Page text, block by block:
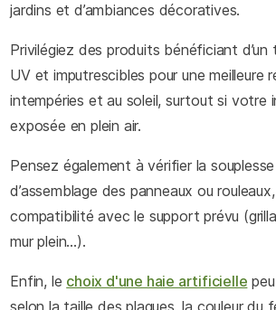
jardins et d’ambiances décoratives.
Privilégiez des produits bénéficiant
UV et imputrescibles pour une meilleure
intempéries et au soleil, surtout si votre
exposée en plein air.
Pensez également à vérifier la
d’assemblage des panneaux ou
compatibilité avec le support prévu
mur plein…).
Enfin, le choix d'une haie artificielle